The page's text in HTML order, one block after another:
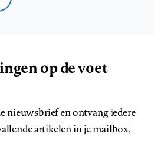
op de voet
nieuwsbrief en ontvang iedere
artikelen in je mailbox.